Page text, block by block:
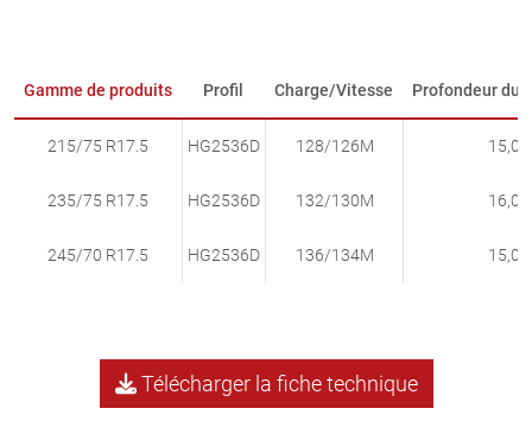
Gamme de produits Profil Charge/Vitesse Profondeur du
215/75 R17.5 HG2536D 128/126M 15,0
235/75 R17.5 HG2536D 132/130M 16,0
245/70 R17.5 HG2536D 136/134M 15,0
Télécharger la fiche technique